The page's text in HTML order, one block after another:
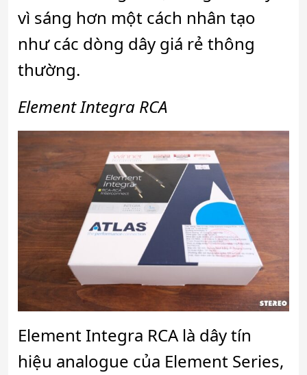
vì sáng hơn một cách nhân tạo
như các dòng dây giá rẻ thông
thường.
Element Integra RCA
Element Integra RCA là dây tín
hiệu analogue của Element Series,